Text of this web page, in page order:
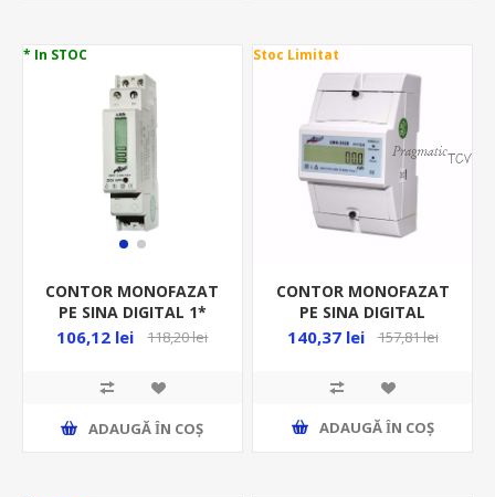
* In STOC
CONTOR MONOFAZAT
PE SINA DIGITAL 1*
5(45)A 1MD
106,12 lei 118,20 lei
ADAUGĂ ȊN COŞ
Stoc Limitat
CONTOR MONOFAZAT
PE SINA DIGITAL
1*10(100)A 4.5MD
140,37 lei 157,81 lei
ADAUGĂ ȊN COŞ